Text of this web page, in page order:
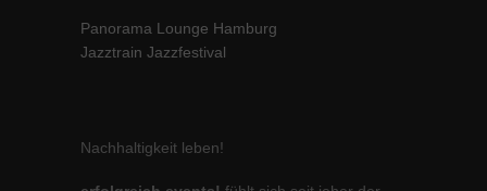
Panorama Lounge Hamburg
Jazztrain Jazzfestival
Nachhaltigkeit leben!